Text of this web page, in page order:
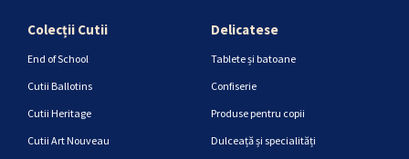
Colecții Cutii
End of School
Cutii Ballotins
Cutii Heritage
Cutii Art Nouveau
Delicatese
Tablete și batoane
Confiserie
Produse pentru copii
Dulceață și specialități